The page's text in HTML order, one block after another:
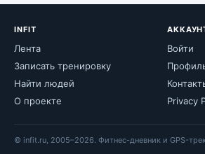
INFIT
Лента
Записать тренировку
Найти людей
О проекте
Войти
Privacy
© infit.ru, 2005–2026. Фитнес-дневник и GPS-